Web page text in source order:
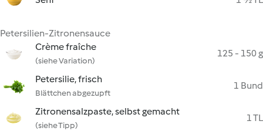
Petersilien-Zitronensauce
Crème fraîche
(siehe Variation)
125 - 150 g
Petersilie, frisch
Blättchen abgezupft
1 Bund
Zitronensalzpaste, selbst gemacht
(siehe Tipp)
1 TL